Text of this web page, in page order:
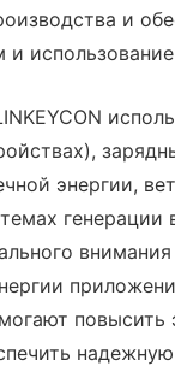
и
и
энергии,
генерации
повысить